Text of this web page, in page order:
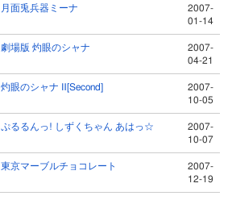
月面兎兵器ミーナ
2007-
01-14
劇場版 灼眼のシャナ
2007-
04-21
灼眼のシャナ Ⅱ[Second]
2007-
10-05
ぷるるんっ! しずくちゃん あはっ☆
2007-
10-07
東京マーブルチョコレート
2007-
12-19